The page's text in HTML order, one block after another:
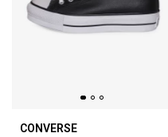
CONVERSE